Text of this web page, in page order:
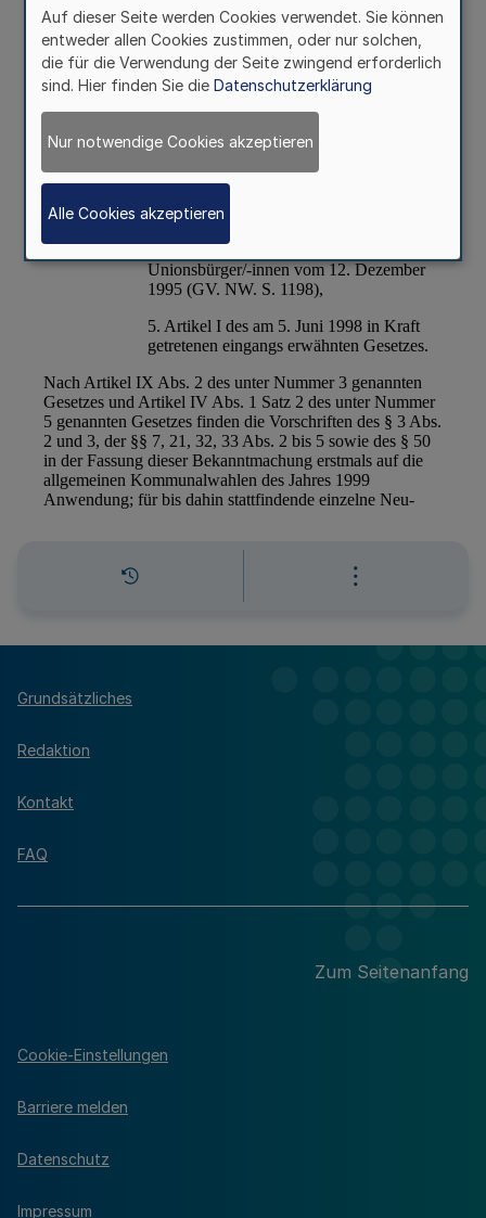
Grundsätzliches
Redaktion
Kontakt
FAQ
Zum Seitenanfang
Cookie-Einstellungen
Barriere melden
Datenschutz
Impressum
Auf dieser Seite werden Cookies verwendet. Sie können
entweder allen Cookies zustimmen, oder nur solchen,
die für die Verwendung der Seite zwingend erforderlich
sind. Hier finden Sie die Datenschutzerklärung
Nur notwendige Cookies akzeptieren
Alle Cookies akzeptieren